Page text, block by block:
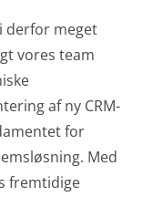
derfor meget
vores team
af ny CRM-
for
Med
fremtidige